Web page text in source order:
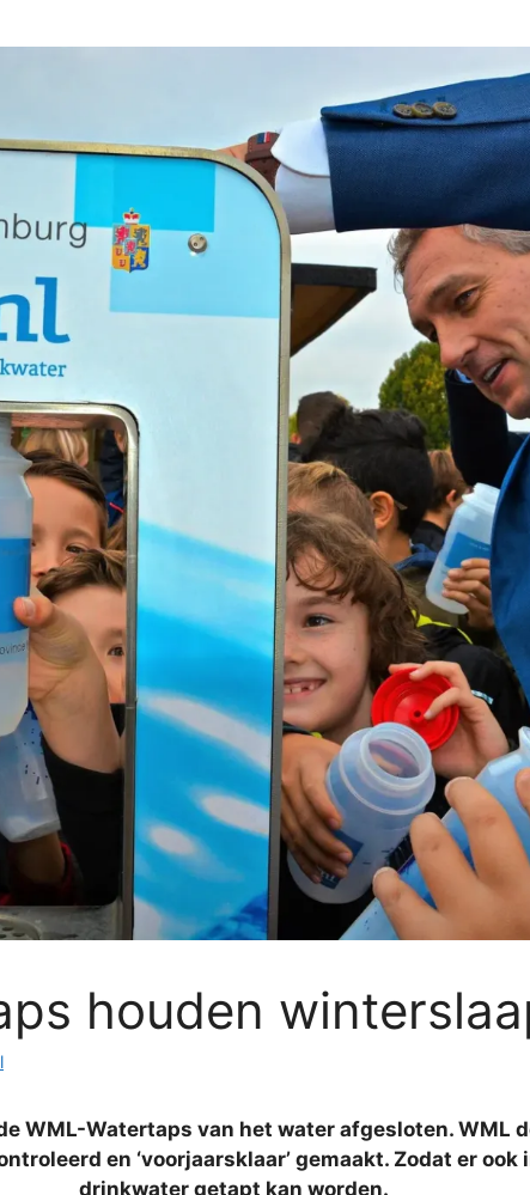
houden
WML-Watertaps van het water afgesloten. WML
en ‘voorjaarsklaar’ gemaakt. Zodat er
drinkwater getapt kan worden.